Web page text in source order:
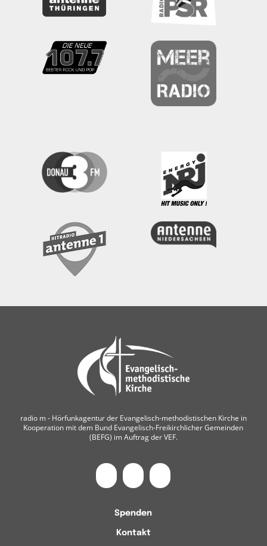
radio m ‐ Hörfunkagentur der Evangelisch-methodistischen Kirche in
Kooperation mit dem Bund Evangelisch-Freikirchlicher Gemeinden
(BEFG) im Auftrag der VEF.
Spenden
Kontakt